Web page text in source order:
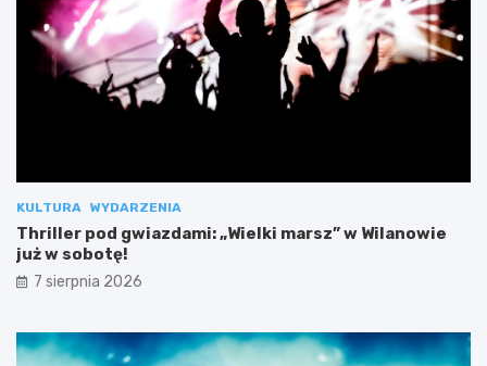
KULTURA WYDARZENIA
Thriller pod gwiazdami: „Wielki marsz” w Wilanowie
już w sobotę!
7 sierpnia 2026